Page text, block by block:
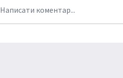
Написати коментар...